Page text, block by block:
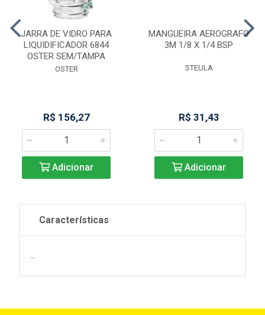
JARRA DE VIDRO PARA
LIQUIDIFICADOR 6844
OSTER SEM/TAMPA
OSTER
R$ 156,27
Adicionar
MANGUEIRA AEROGRAFO
3M 1/8 X 1/4 BSP
STEULA
R$ 31,43
Adicionar
Características
...